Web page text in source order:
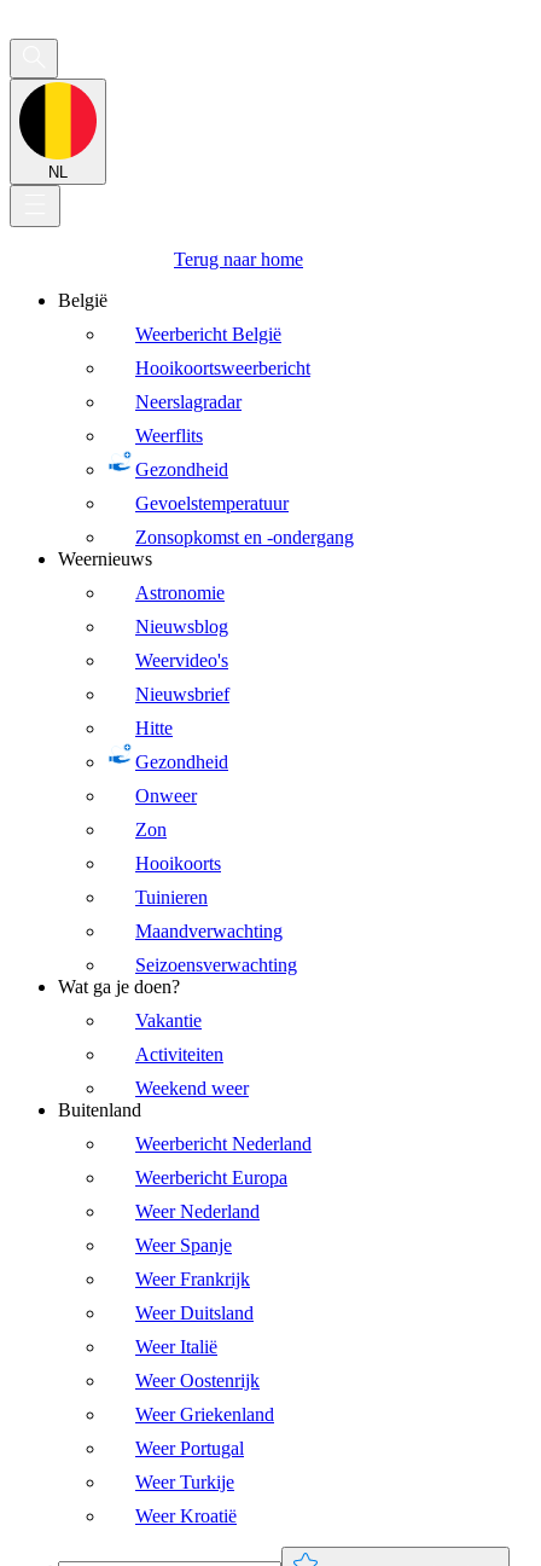
NL
Terug naar home
België
Weerbericht België
Hooikoortsweerbericht
Neerslagradar
Weerflits
Gezondheid
Gevoelstemperatuur
Zonsopkomst en -ondergang
Weernieuws
Astronomie
Nieuwsblog
Weervideo's
Nieuwsbrief
Hitte
Gezondheid
Onweer
Zon
Hooikoorts
Tuinieren
Maandverwachting
Seizoensverwachting
Wat ga je doen?
Vakantie
Activiteiten
Weekend weer
Buitenland
Weerbericht Nederland
Weerbericht Europa
Weer Nederland
Weer Spanje
Weer Frankrijk
Weer Duitsland
Weer Italië
Weer Oostenrijk
Weer Griekenland
Weer Portugal
Weer Turkije
Weer Kroatië